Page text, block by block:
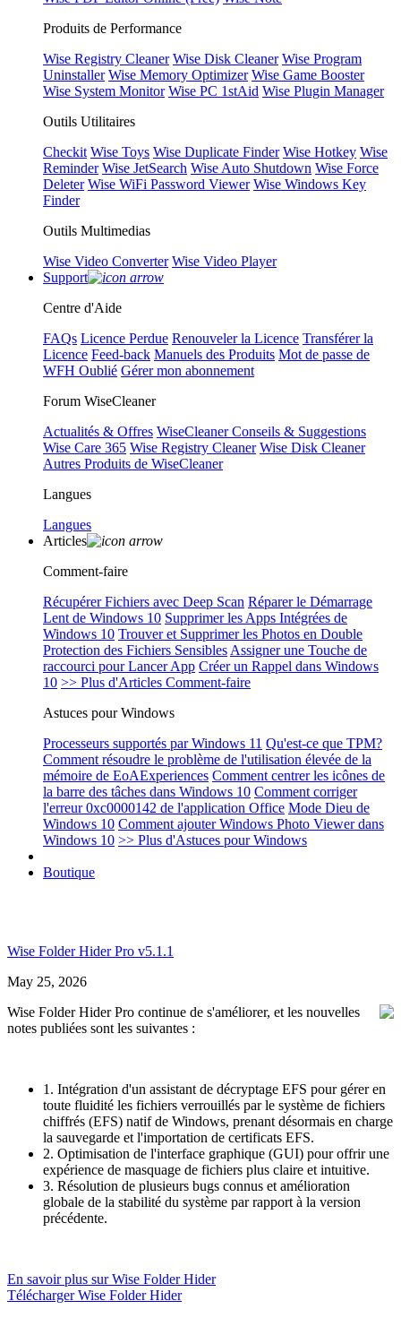
Produits de Performance
Wise Registry Cleaner Wise Disk Cleaner Wise Program
Uninstaller Wise Memory Optimizer Wise Game Booster
Wise System Monitor Wise PC 1stAid Wise Plugin Manager
Outils Utilitaires
Checkit Wise Toys Wise Duplicate Finder Wise Hotkey Wise
Reminder Wise JetSearch Wise Auto Shutdown Wise Force
Deleter Wise WiFi Password Viewer Wise Windows Key
Finder
Outils Multimedias
Wise Video Converter Wise Video Player
Support
Centre d'Aide
FAQs Licence Perdue Renouveler la Licence Transférer la
Licence Feed-back Manuels des Produits Mot de passe de
WFH Oublié Gérer mon abonnement
Forum WiseCleaner
Actualités & Offres WiseCleaner Conseils & Suggestions
Wise Care 365 Wise Registry Cleaner Wise Disk Cleaner
Autres Produits de WiseCleaner
Langues
Langues
Articles
Comment-faire
Récupérer Fichiers avec Deep Scan Réparer le Démarrage
Lent de Windows 10 Supprimer les Apps Intégrées de
Windows 10 Trouver et Supprimer les Photos en Double
Protection des Fichiers Sensibles Assigner une Touche de
raccourci pour Lancer App Créer un Rappel dans Windows
10 >> Plus d'Articles Comment-faire
Astuces pour Windows
Processeurs supportés par Windows 11 Qu'est-ce que TPM?
Comment résoudre le problème de l'utilisation élevée de la
mémoire de EoAExperiences Comment centrer les icônes de
la barre des tâches dans Windows 10 Comment corriger
l'erreur 0xc0000142 de l'application Office Mode Dieu de
Windows 10 Comment ajouter Windows Photo Viewer dans
Windows 10 >> Plus d'Astuces pour Windows
Boutique
Wise Folder Hider Pro v5.1.1
May 25, 2026
Wise Folder Hider Pro continue de s'améliorer, et les nouvelles
notes publiées sont les suivantes :
1. Intégration d'un assistant de décryptage EFS pour gérer en
toute fluidité les fichiers verrouillés par le système de fichiers
chiffrés (EFS) natif de Windows, prenant désormais en charge
la sauvegarde et l'importation de certificats EFS.
2. Optimisation de l'interface graphique (GUI) pour offrir une
expérience de masquage de fichiers plus claire et intuitive.
3. Résolution de plusieurs bugs connus et amélioration
globale de la stabilité du système par rapport à la version
précédente.
En savoir plus sur Wise Folder Hider
Télécharger Wise Folder Hider